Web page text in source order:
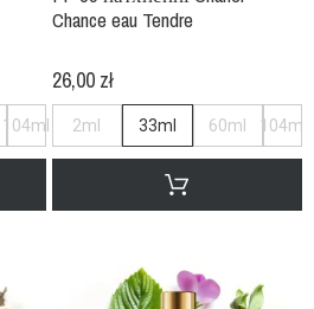
104ml
Chance eau Tendre
26,00 zł
2ml 33ml 60ml 104ml